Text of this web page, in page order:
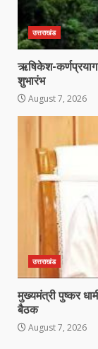
उत्तराखंड
ऋषिकेश-कर्णप्रयाग
शुभारंभ
August 7, 2026
उत्तराखंड
मुख्यमंत्री पुष्कर
बैठक
August 7, 2026